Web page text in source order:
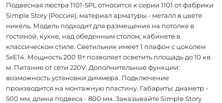
Подвесная люстра 1101-5PL относится к серии 1101 от фабрики
Simple Story (Россия), материал арматуры - металл в цвете
никель. Модель подходит для размещения на потолке в
гостиной, кухне, над обеденным столом, кабинете в
классическом стиле. Светильник имеет 1 плафон с цоколем
5xE14. Мощность 200 Вт позволяет осветить площадь до 10 кв.
м. Питание от сети 220V. Дополнительные функции:
возможность установки диммера. Подключение
производится на монтажную пластину. Габариты: диаметр -
500 мм, длина подвеса - 800 мм. Заказывайте Simple Story